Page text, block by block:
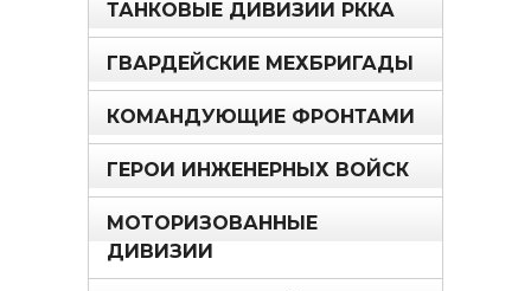
ТАНКОВЫЕ ДИВИЗИИ РККА
ГВАРДЕЙСКИЕ МЕХБРИГАДЫ
КОМАНДУЮЩИЕ ФРОНТАМИ
ГЕРОИ ИНЖЕНЕРНЫХ ВОЙСК
МОТОРИЗОВАННЫЕ
ДИВИЗИИ